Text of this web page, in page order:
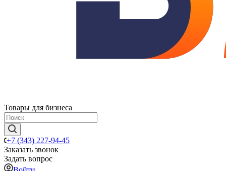
Товары для бизнеса
+7 (343) 227-94-45
Заказать звонок
Задать вопрос